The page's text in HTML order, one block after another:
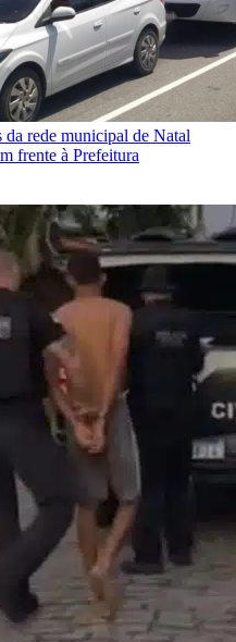
rede municipal de Natal
frente à Prefeitura